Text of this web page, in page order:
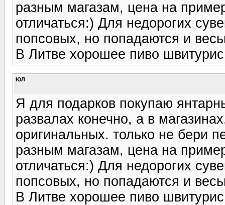
разным магазам, цена на
отличаться:) Для недорогих
попсовых, но попадаются и
В Литве хорошее пиво
ЮЛ
Я для подарков покупаю
развалах конечно, а в
оригинальных. только не бери
разным магазам, цена на
отличаться:) Для недорогих
попсовых, но попадаются и
В Литве хорошее пиво